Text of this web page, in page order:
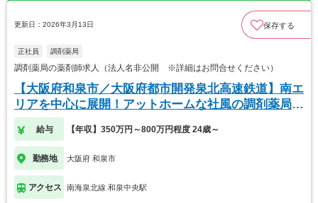
更新日：2026年3月13日 保存する
正社員 調剤薬局
調剤薬局の薬剤師求人（法人名非公開 ※詳細はお問合せください）
【大阪府和泉市／大阪府都市開発泉北高速鉄道】南エ
リアを中心に展開！アットホームな社風の調剤薬局で
す！
給与 【年収】350万円～800万円程度 24歳～
勤務地 大阪府 和泉市
アクセス 南海泉北線 和泉中央駅